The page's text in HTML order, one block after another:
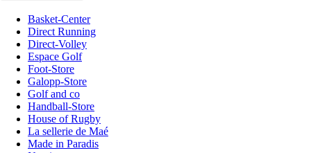
Basket-Center
Direct Running
Direct-Volley
Espace Golf
Foot-Store
Galopp-Store
Golf and co
Handball-Store
House of Rugby
La sellerie de Maé
Made in Paradis